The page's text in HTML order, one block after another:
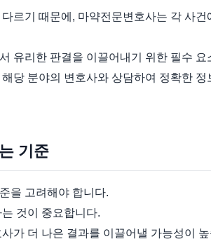
르기 때문에, 마약전문변호사는 각 사
유리한 판결을 이끌어내기 위한 필수 요
당 분야의 변호사와 상담하여 정확한
기준
을 고려해야 합니다.
것이 중요합니다.
가 더 나은 결과를 이끌어낼 가능성이